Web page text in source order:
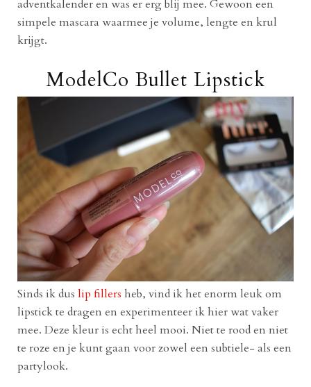
adventkalender en was er erg blij mee. Gewoon een
simpele mascara waarmee je volume, lengte en krul
krijgt.
ModelCo Bullet Lipstick
Sinds ik dus lip fillers heb, vind ik het enorm leuk om
lipstick te dragen en experimenteer ik hier wat vaker
mee. Deze kleur is echt heel mooi. Niet te rood en niet
te roze en je kunt gaan voor zowel een subtiele- als een
partylook.